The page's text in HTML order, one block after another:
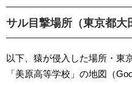
サル目撃場所（東京都大
以下、猿が侵入した場所・東
「美原高等学校」の地図（